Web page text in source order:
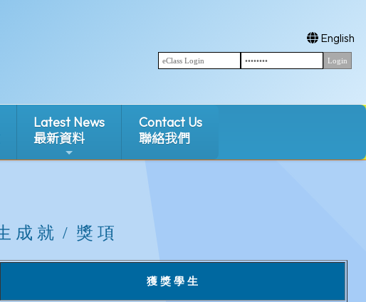
English
Latest News
最新資料
Contact Us
聯絡我們